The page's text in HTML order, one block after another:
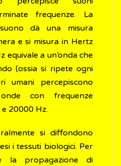
frequenze. La
dà una misura
e si misura in Hertz
equivale a un’onda che
(ossia si ripete ogni
umani percepiscono
con frequenze
20000 Hz.
si diffondono
i tessuti biologici. Per
la propagazione di